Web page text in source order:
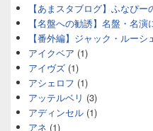
【あまスタブログ】ふなぴ
【名盤への勧誘】名盤・名
【番外編】ジャック・ルーシ
アイクベア (1)
アイヴズ (1)
アシェロフ (1)
アッテルベリ (3)
アディンセル (1)
アネ (1)